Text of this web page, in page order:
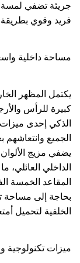
جريئة تضفي لمسة
فريد وقوي
مساحة داخلية
يكتمل المظهر
كبيرة للرأس
الجميع
يضفي مزيج
الداخلي العائلي،
المقاعد الخمسة
بحاجة إلى مساحة
الخلفية لتحميل
ميزات تكنولوجية